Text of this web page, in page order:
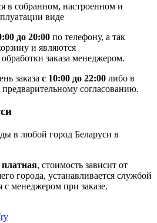
в собранном, настроенном и
виде
до 20:00 по телефону, а так
и являются
заказа менеджером.
заказа с 10:00 до 22:00 либо в
согласованию.
в любой город Беларуси в
платная, стоимость зависит от
города, устанавливается службой
с менеджером при заказе.